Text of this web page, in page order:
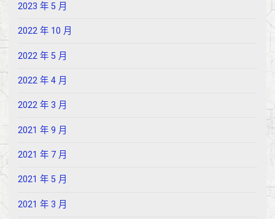
2023 年 5 月
2022 年 10 月
2022 年 5 月
2022 年 4 月
2022 年 3 月
2021 年 9 月
2021 年 7 月
2021 年 5 月
2021 年 3 月